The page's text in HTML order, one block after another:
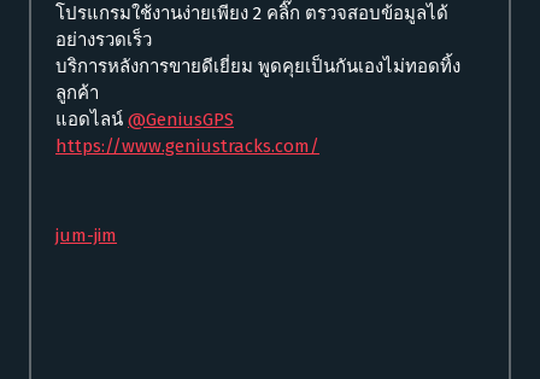
โปรแกรมใช้งานง่ายเพียง 2 คลิ๊ก ตรวจสอบข้อมูลได้
อย่างรวดเร็ว
บริการหลังการขายดีเยี่ยม พูดคุยเป็นกันเองไม่ทอดทิ้ง
ลูกค้า
แอดไลน์ @GeniusGPS
https://www.geniustracks.com/
jum-jim